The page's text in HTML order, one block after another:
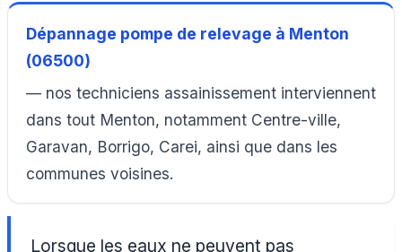
Dépannage pompe de relevage à Menton
(06500)
— nos techniciens assainissement interviennent
dans tout Menton, notamment Centre-ville,
Garavan, Borrigo, Carei, ainsi que dans les
communes voisines.
Lorsque les eaux ne peuvent pas